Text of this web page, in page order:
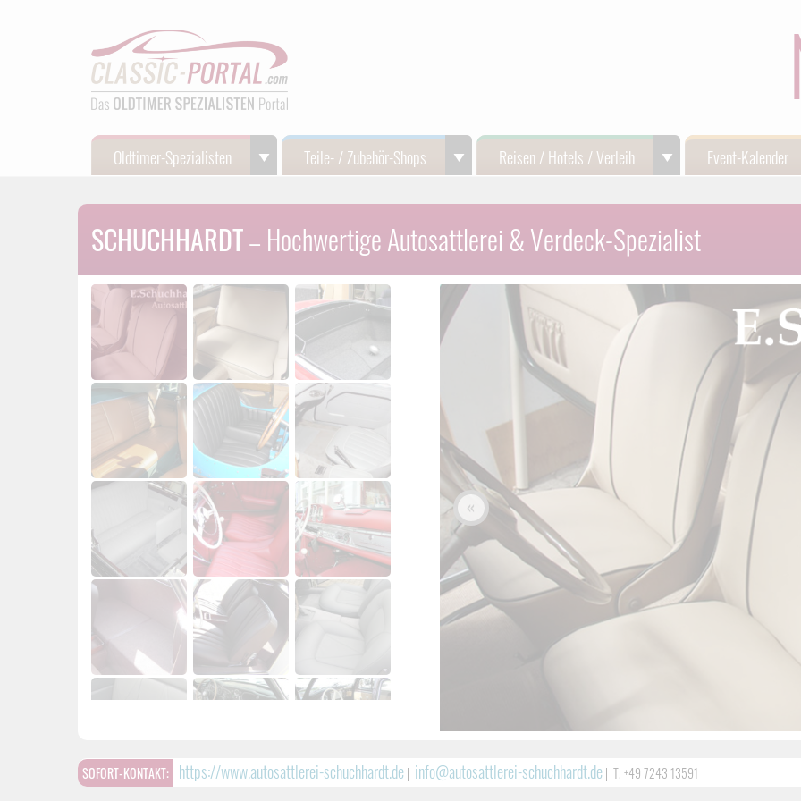
Oldtimer-Spezialisten Teile- / Zubehör-Shops Reisen / Hotels / Verleih Event-Kalender
SCHUCHHARDT– Hochwertige Autosattlerei & Verdeck-Spezialist
«
SOFORT-KONTAKT: https://www.autosattlerei-schuchhardt.de| info@autosattlerei-schuchhardt.de| T. +49 7243 13591